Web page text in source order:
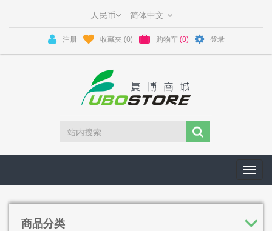
注册 收藏夹 (0) 购物车 (0) 登录
商品分类